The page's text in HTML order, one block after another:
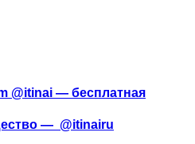
@itinai — бесплатная
— @itinairu